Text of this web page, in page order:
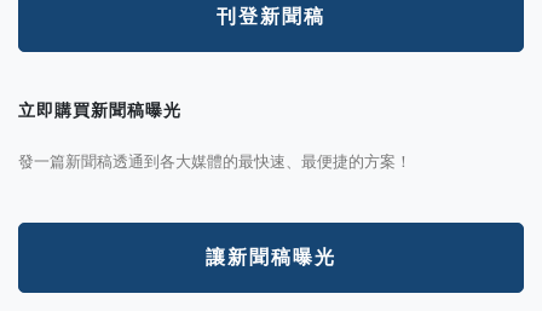
刊登新聞稿
立即購買新聞稿曝光
發一篇新聞稿透通到各大媒體的最快速、最便捷的方案！
讓新聞稿曝光